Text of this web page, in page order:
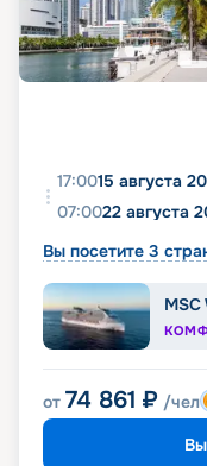
фото, реальные
характеристики
информация
17:0015 августа
07:0022 августа
Вы посетите 3
от 74 861 ₽ /чел